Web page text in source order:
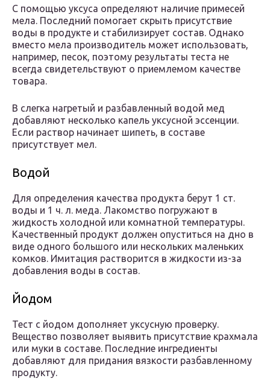
С помощью уксуса определяют наличие примесей
мела. Последний помогает скрыть присутствие
воды в продукте и стабилизирует состав. Однако
вместо мела производитель может использовать,
например, песок, поэтому результаты теста не
всегда свидетельствуют о приемлемом качестве
товара.
В слегка нагретый и разбавленный водой мед
добавляют несколько капель уксусной эссенции.
Если раствор начинает шипеть, в составе
присутствует мел.
Водой
Для определения качества продукта берут 1 ст.
воды и 1 ч. л. меда. Лакомство погружают в
жидкость холодной или комнатной температуры.
Качественный продукт должен опуститься на дно в
виде одного большого или нескольких маленьких
комков. Имитация растворится в жидкости из-за
добавления воды в состав.
Йодом
Тест с йодом дополняет уксусную проверку.
Вещество позволяет выявить присутствие крахмала
или муки в составе. Последние ингредиенты
добавляют для придания вязкости разбавленному
продукту.